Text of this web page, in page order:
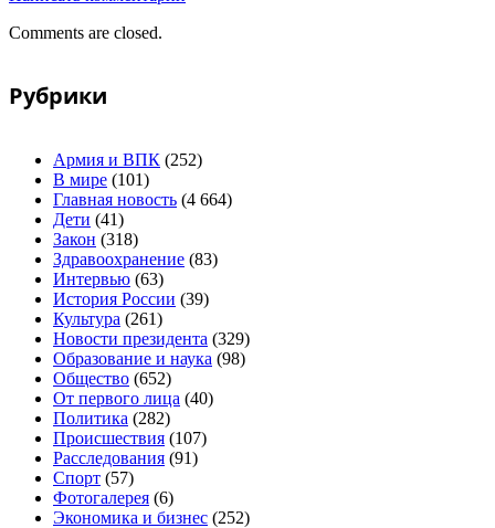
Comments are closed.
Рубрики
Армия и ВПК (252)
В мире (101)
Главная новость (4 664)
Дети (41)
Закон (318)
Здравоохранение (83)
Интервью (63)
История России (39)
Культура (261)
Новости президента (329)
Образование и наука (98)
Общество (652)
От первого лица (40)
Политика (282)
Происшествия (107)
Расследования (91)
Спорт (57)
Фотогалерея (6)
Экономика и бизнес (252)